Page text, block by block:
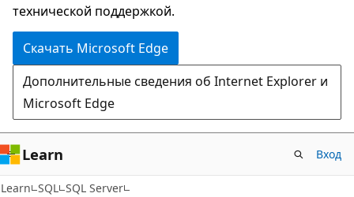
технической поддержкой.
Скачать Microsoft Edge
Дополнительные сведения об Internet Explorer и
Microsoft Edge
Learn Вход
Learn SQL SQL Server